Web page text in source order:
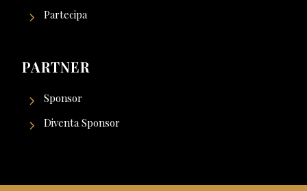
Partecipa
PARTNER
Sponsor
Diventa Sponsor